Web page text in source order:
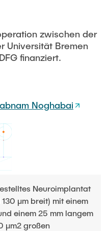
zwischen der
Universität Bremen
finanziert.
Noghabai
Neuroimplantat
μm breit) mit einem
einem 25 mm langem
μm2 großen